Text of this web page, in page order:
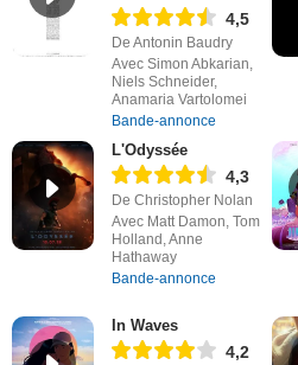
4,5
De Antonin Baudry
Avec Simon Abkarian,
Niels Schneider,
Anamaria Vartolomei
Bande-annonce
L'Odyssée
4,3
De Christopher Nolan
Avec Matt Damon, Tom
Holland, Anne
Hathaway
Bande-annonce
In Waves
4,2